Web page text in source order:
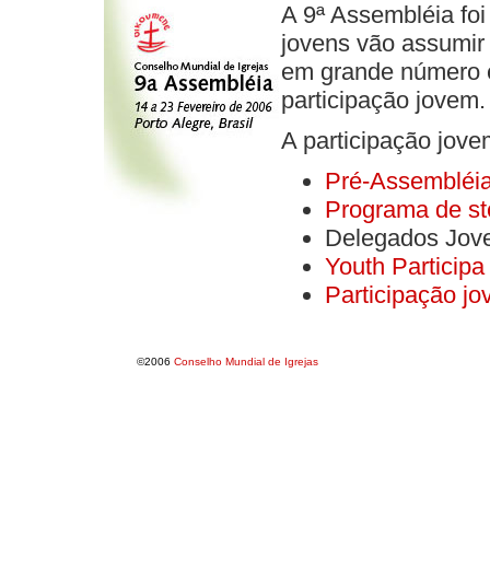
A 9ª Assembléia
jovens vão
em grande
participação jovem.
A participação
Pré-
Programa de
Delegados
Youth
Participação
©2006 Conselho Mundial de Igrejas